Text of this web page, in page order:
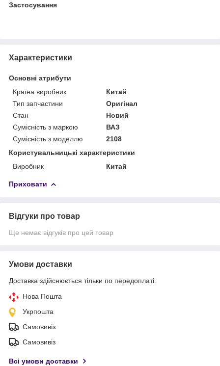
Застосування
Характеристики
Основні атрибути
Країна виробник
Китай
Тип запчастини
Оригінал
Стан
Новий
Сумісність з маркою
ВАЗ
Сумісність з моделлю
2108
Користувальницькі характеристики
Виробник
Китай
Приховати
Відгуки про товар
Ще немає відгуків про цей товар
Умови доставки
Доставка здійснюється тільки по передоплаті.
Нова Пошта
Укрпошта
Самовивіз
Самовивіз
Всі умови доставки